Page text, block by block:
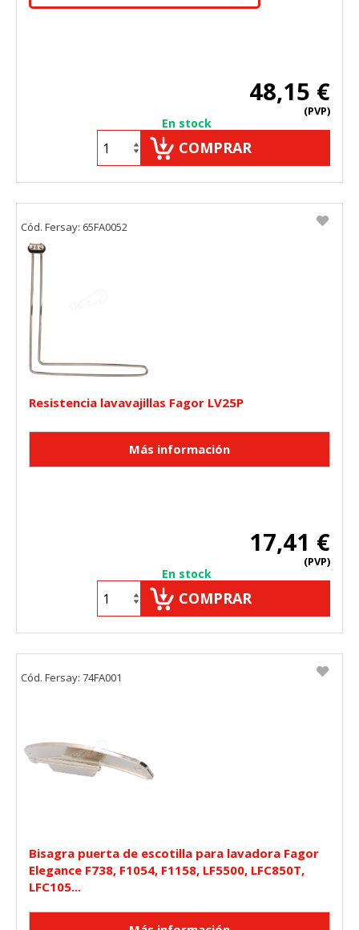
48,15 €
(PVP)
En stock
COMPRAR
Resistencia lavavajillas Fagor LV25P
17,41 €
(PVP)
En stock
COMPRAR
Cód. Fersay: 65FA0052
Bisagra puerta de escotilla para lavadora Fagor
Elegance F738, F1054, F1158, LF5500, LFC850T,
LFC105...
Cód. Fersay: 74FA001